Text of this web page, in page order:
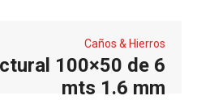
Caños & Hierros
100×50 de 6
mts 1.6 mm